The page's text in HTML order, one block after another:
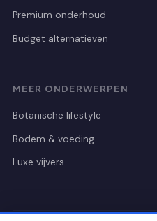
Premium onderhoud
Budget alternatieven
MEER ONDERWERPEN
Botanische lifestyle
Bodem & voeding
Luxe vijvers